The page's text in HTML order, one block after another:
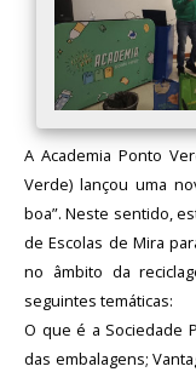
A Academia Ponto
Verde) lançou uma
boa”. Neste sentido,
de Escolas de Mira
no âmbito da
seguintes temáticas:
O que é a Sociedade
das embalagens;